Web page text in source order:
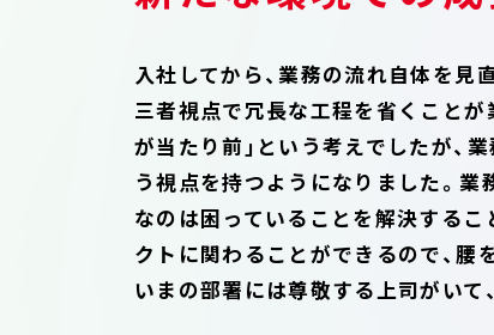
入社してから、業務の流れ自体を見
三者視点で冗長な工程を省くことが
が当たり前」という考えでしたが、
う視点を持つようになりました。業
なのは困っていることを解決するこ
クトに関わることができるので、腰
いまの部署には尊敬する上司がいて